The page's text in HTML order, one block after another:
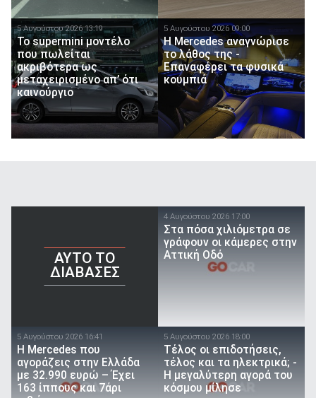
5 Αυγούστου 2026 13:19
Το supermini μοντέλο
που πωλείται
ακριβότερα ως
μεταχειρισμένο απ’ ότι
καινούργιο
5 Αυγούστου 2026 09:00
Η Mercedes αναγνώρισε
το λάθος της -
Επαναφέρει τα φυσικά
κουμπιά
AYTO TO
ΔΙΑΒΑΣΕΣ
4 Αυγούστου 2026 17:00
Στα πόσα χιλιόμετρα σε
γράφουν οι κάμερες στην
Αττική Οδό
5 Αυγούστου 2026 16:41
Η Mercedes που
αγοράζεις στην Ελλάδα
με 32.990 ευρώ – Έχει
163 ίππους και 7άρι
5 Αυγούστου 2026 18:00
Τέλος οι επιδοτήσεις,
τέλος και τα ηλεκτρικά; -
Η μεγαλύτερη αγορά του
κόσμου μίλησε